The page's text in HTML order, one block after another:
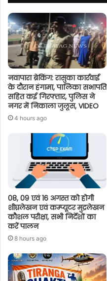
नवापारा ब्रेकिंग: रासुका कार्रवाई
के दौरान हंगामा, पालिका सभापति
सहित कई गिरफ्तार, पुलिस ने
नगर में निकाला जुलूस, VIDEO
4 hours ago
08, 09 एवं 16 अगस्त को होगी
शीघ्रलेखन एवं कम्प्यूटर मुद्रलेखन
कौशल परीक्षा, सभी निर्देशों का
करें पालन
8 hours ago